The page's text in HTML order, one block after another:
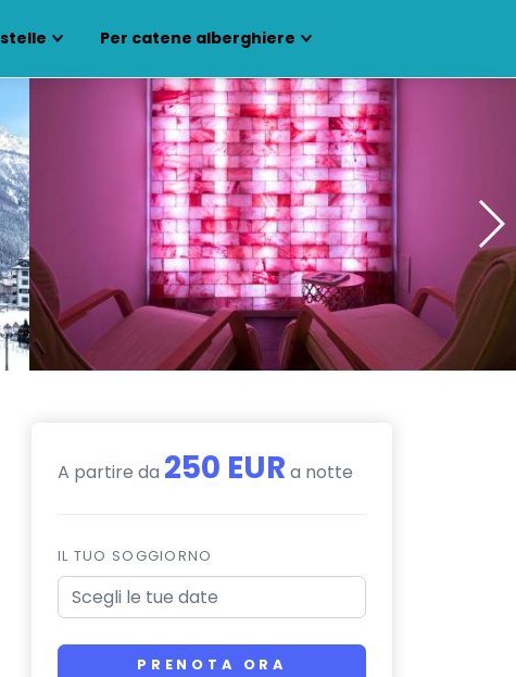
Per catene alberghiere
A partire da 250 EUR a notte
IL TUO SOGGIORNO
PRENOTA ORA